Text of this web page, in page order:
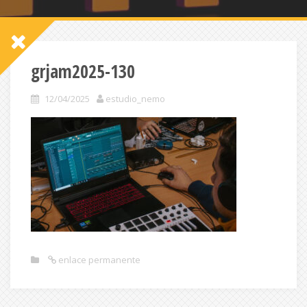
grjam2025-130
12/04/2025 estudio_nemo
enlace permanente